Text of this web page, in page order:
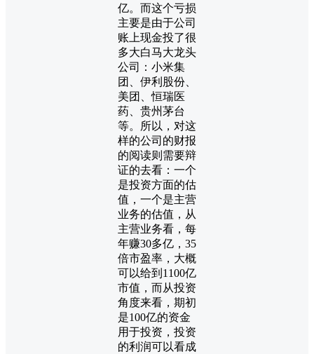
亿。而这个亏损
主要是由于公司
账上现金投了很
多大白马大龙头
公司：小米集
团、伊利股份、
美团、恒瑞医
药、贵州茅台
等。所以，对这
样的公司的财报
的阅读则需要辩
证的去看：一个
是投资方面的估
值，一个是主营
业务的估值，从
主营业务看，每
年赚30多亿，35
倍市盈率，大概
可以给到1100亿
市值，而从投资
角度来看，期初
是100亿的资金
用于投资，投资
的利润可以看成